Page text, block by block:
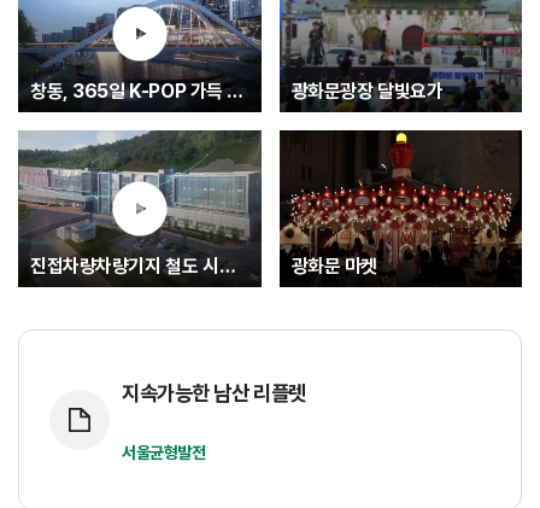
창동, 365일 K-POP 가득 글로벌 문화중심지로.... K-엔터타운
진접차량차량기지 철도 시험운행(최종)
광화문광장 달빛요가
광화문 마켓
지속가능한 남산 리플렛
서울균형발전